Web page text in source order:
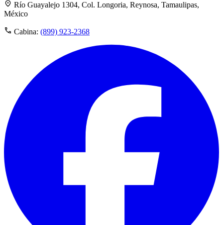
Río Guayalejo 1304, Col. Longoria, Reynosa, Tamaulipas,
México
Cabina: (899) 923-2368